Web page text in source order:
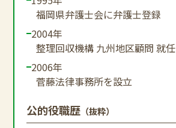
福岡県弁護士会に弁護士登録
2004年
整理回収機構 九州地区顧問 就任
2006年
菅藤法律事務所を設立
公的役職歴 （抜粋）